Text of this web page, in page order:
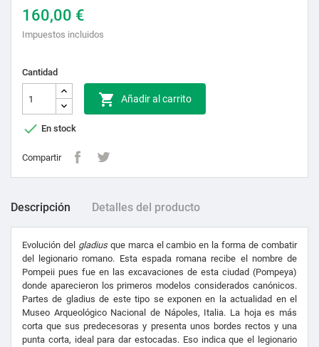
160,00 €
Impuestos incluidos
Cantidad
 Añadir al carrito
 En stock
Compartir
Descripción Detalles del producto
Evolución del gladiusque marca el cambio en la forma de combatir
del legionario romano. Esta espada romana recibe el nombre de
Pompeii pues fue en las excavaciones de esta ciudad (Pompeya)
donde aparecieron los primeros modelos considerados canónicos.
Partes de gladius de este tipo se exponen en la actualidad en el
Museo Arqueológico Nacional de Nápoles, Italia. La hoja es más
corta que sus predecesoras y presenta unos bordes rectos y una
punta corta, ideal para dar estocadas. Eso indica que el legionario